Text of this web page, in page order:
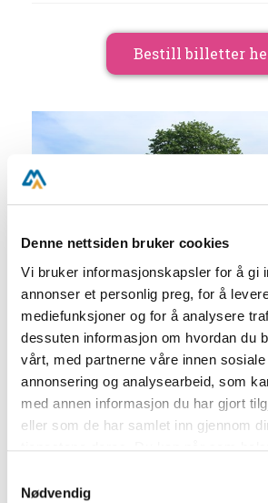
Denne nettsiden bruker cookies
Vi bruker informasjonskapsler for å gi
annonser et personlig preg, for å
mediefunksjoner og for å analysere
dessuten informasjon om hvordan du
vårt, med partnerne våre innen sosiale
annonsering og analysearbeid, som
med annen informasjon du har gjort
eller som de har samlet inn gjennom
så endre samtykke og så avvis.
Nødvendig
Bestill billetter
Velkommen til Merdøgaard
Museet er åpent hver dag fra
Merdøgaard er en liten kystgård